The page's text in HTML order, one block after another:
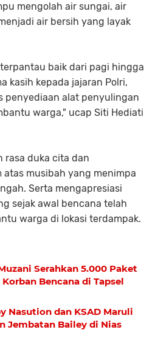
mengolah air sungai, air
air bersih yang layak
baik dari pagi hingga
kasih kepada jajaran Polri,
penyediaan alat penyulingan
warga," ucap Siti Hediati
rasa duka cita dan
musibah yang menimpa
Serta mengapresiasi
sejak awal bencana telah
warga di lokasi terdampak.
Serahkan 5.000 Paket
Bencana di Tapsel
Nasution dan KSAD Maruli
Jembatan Bailey di Nias